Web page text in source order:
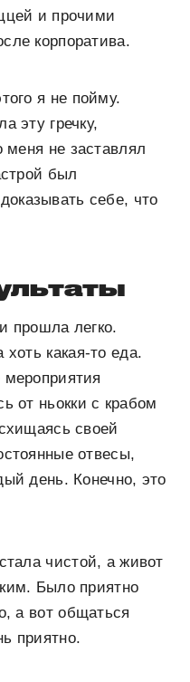
и прочими
корпоратива.
я не пойму.
эту гречку,
меня не заставлял
был
себе, что
прошла легко.
какая-то еда.
от ньокки с крабом
своей
отвесы,
день. Конечно, это
чистой, а живот
Было приятно
а вот общаться
приятно.